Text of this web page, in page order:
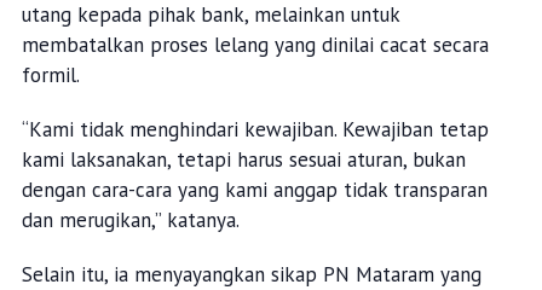
utang kepada pihak bank, melainkan untuk
membatalkan proses lelang yang dinilai cacat secara
formil.
“Kami tidak menghindari kewajiban. Kewajiban tetap
kami laksanakan, tetapi harus sesuai aturan, bukan
dengan cara-cara yang kami anggap tidak transparan
dan merugikan,” katanya.
Selain itu, ia menyayangkan sikap PN Mataram yang